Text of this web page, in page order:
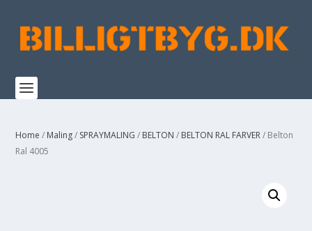
Home / Maling/ SPRAYMALING / BELTON / BELTON RAL FARVER/ Belton
Ral 4005